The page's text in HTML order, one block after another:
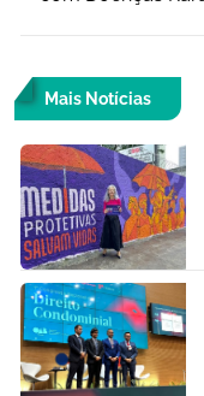
Mais Notícias